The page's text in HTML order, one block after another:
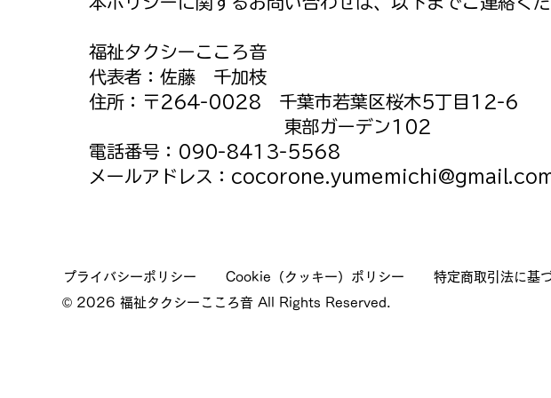
福祉タクシーこころ音
代表者：佐藤 千加枝
住所：〒264-0028 千葉市若葉区桜木5丁目12-6
東部ガーデン102
電話番号：090-8413-5568
メールアドレス：
プライバシーポリシー Cookie（クッキー）ポリシー
特定商取引法に基
© 2026 福祉タクシーこころ音 All Rights Reserved.